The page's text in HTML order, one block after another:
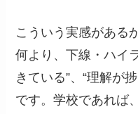
こういう実感がある
何より、下線・ハイ
きている”、“理解が
です。学校であれば